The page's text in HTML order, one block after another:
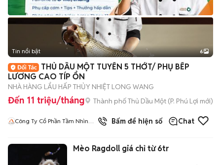
+2
Tin nổi bật 6
THỦ DẦU MỘT TUYỂN 5 THỚT/ PHỤ BẾP
LƯƠNG CAO TÍP ỔN
NHÀ HÀNG LẨU HẤP THỦY NHIỆT LONG WANG
Đến 11 triệu/tháng Thành phố Thủ Dầu Một (P. Phú Lợi mới)
Công Ty Cổ Phần Tầm Nhìn
Bấm để hiện số Chat
Mèo Ragdoll giá chỉ từ 6tr